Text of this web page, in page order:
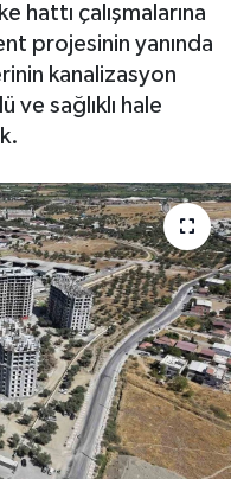
hattı çalışmalarına
projesinin yanında
kanalizasyon
ve sağlıklı hale